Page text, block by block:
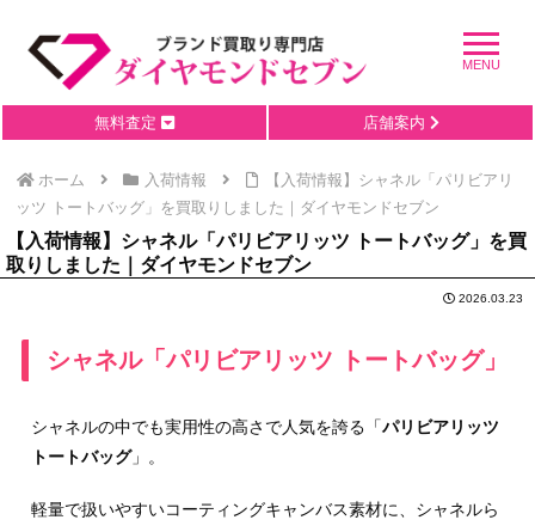
無料査定 店舗案内
ホーム 入荷情報
【入荷情報】シャネル「パリビアリ
ッツ トートバッグ」を買取りしました｜ダイヤモンドセブン
【入荷情報】シャネル「パリビアリッツ トートバッグ」を買
取りしました｜ダイヤモンドセブン
2026.03.23
シャネル「パリビアリッツ トートバッグ」
シャネルの中でも実用性の高さで人気を誇る「パリビアリッツ
トートバッグ」。
軽量で扱いやすいコーティングキャンバス素材に、シャネルら